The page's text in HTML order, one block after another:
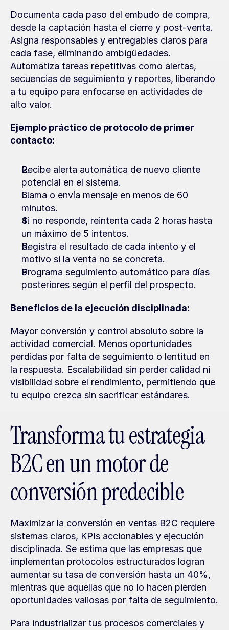
Documenta cada paso del embudo de compra,
desde la captación hasta el cierre y post-venta.
Asigna responsables y entregables claros para
cada fase, eliminando ambigüedades.
Automatiza tareas repetitivas como alertas,
secuencias de seguimiento y reportes, liberando
a tu equipo para enfocarse en actividades de
alto valor.
Ejemplo práctico de protocolo de primer
contacto:
Recibe alerta automática de nuevo cliente
potencial en el sistema.
Llama o envía mensaje en menos de 60
minutos.
Si no responde, reintenta cada 2 horas hasta
un máximo de 5 intentos.
Registra el resultado de cada intento y el
motivo si la venta no se concreta.
Programa seguimiento automático para días
posteriores según el perfil del prospecto.
Beneficios de la ejecución disciplinada:
Mayor conversión y control absoluto sobre la
actividad comercial. Menos oportunidades
perdidas por falta de seguimiento o lentitud en
la respuesta. Escalabilidad sin perder calidad ni
visibilidad sobre el rendimiento, permitiendo que
tu equipo crezca sin sacrificar estándares.
Transforma tu estrategia
B2C en un motor de
conversión predecible
Maximizar la conversión en ventas B2C requiere
sistemas claros, KPIs accionables y ejecución
disciplinada. Se estima que las empresas que
implementan protocolos estructurados logran
aumentar su tasa de conversión hasta un 40%,
mientras que aquellas que no lo hacen pierden
oportunidades valiosas por falta de seguimiento.
Para industrializar tus procesos comerciales y